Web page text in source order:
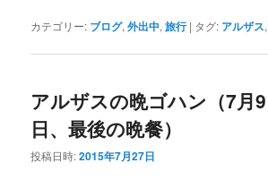
カテゴリー: ブログ,外出中,旅行 | タグ: アルザス,
アルザスの晩ゴハン（7月9
日、最後の晩餐）
投稿日時:2015年7月27日